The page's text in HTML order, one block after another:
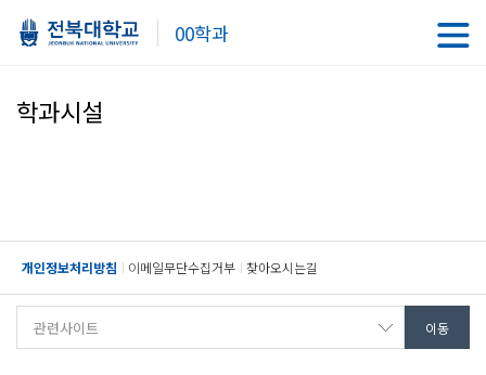
00학과
학과시설
개인정보처리방침 이메일무단수집거부 찾아오시는길